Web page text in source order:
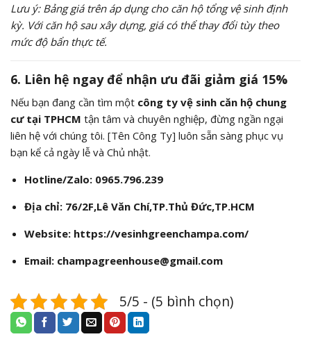
Lưu ý: Bảng giá trên áp dụng cho căn hộ tổng vệ sinh định
kỳ. Với căn hộ sau xây dựng, giá có thể thay đổi tùy theo
mức độ bẩn thực tế.
6. Liên hệ ngay để nhận ưu đãi giảm giá 15%
Nếu bạn đang cần tìm một công ty vệ sinh căn hộ chung
cư tại TPHCM tận tâm và chuyên nghiệp, đừng ngần ngại
liên hệ với chúng tôi. [Tên Công Ty] luôn sẵn sàng phục vụ
bạn kể cả ngày lễ và Chủ nhật.
Hotline/Zalo: 0965.796.239
Địa chỉ: 76/2F,Lê Văn Chí,TP.Thủ Đức,TP.HCM
Website: https://vesinhgreenchampa.com/
Email: champagreenhouse@gmail.com
5/5 - (5 bình chọn)